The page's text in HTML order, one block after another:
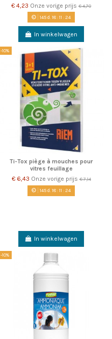
€ 4,23 Onze vorige prijs € 4,70
145d. 18:11 :22
In winkelwagen
-10%
Ti-Tox piège à mouches pour
vitres feuillage
€ 6,43 Onze vorige prijs€ 7,14
145d.18:11 :22
In winkelwagen
-10%